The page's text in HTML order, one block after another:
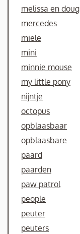
melissa en doug
mercedes
miele
mini
minnie mouse
my little pony
nijntje
octopus
opblaasbaar
opblaasbare
paard
paarden
paw patrol
people
peuter
peuters